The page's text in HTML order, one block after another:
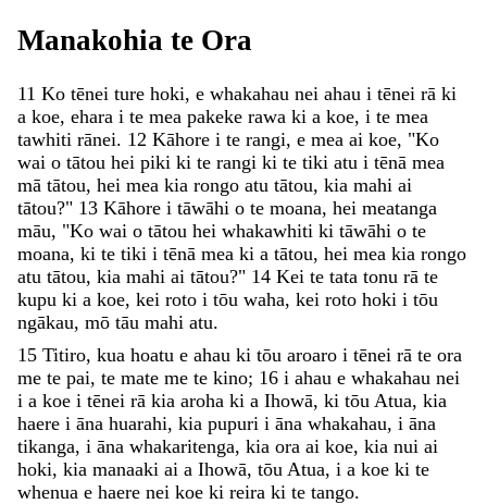
Manakohia te Ora
11 Ko tēnei ture hoki, e whakahau nei ahau i tēnei rā ki
a koe, ehara i te mea pakeke rawa ki a koe, i te mea
tawhiti rānei. 12 Kāhore i te rangi, e mea ai koe, "Ko
wai o tātou hei piki ki te rangi ki te tiki atu i tēnā mea
mā tātou, hei mea kia rongo atu tātou, kia mahi ai
tātou?" 13 Kāhore i tāwāhi o te moana, hei meatanga
māu, "Ko wai o tātou hei whakawhiti ki tāwāhi o te
moana, ki te tiki i tēnā mea ki a tātou, hei mea kia rongo
atu tātou, kia mahi ai tātou?" 14 Kei te tata tonu rā te
kupu ki a koe, kei roto i tōu waha, kei roto hoki i tōu
ngākau, mō tāu mahi atu.
15 Titiro, kua hoatu e ahau ki tōu aroaro i tēnei rā te ora
me te pai, te mate me te kino; 16 i ahau e whakahau nei
i a koe i tēnei rā kia aroha ki a Ihowā, ki tōu Atua, kia
haere i āna huarahi, kia pupuri i āna whakahau, i āna
tikanga, i āna whakaritenga, kia ora ai koe, kia nui ai
hoki, kia manaaki ai a Ihowā, tōu Atua, i a koe ki te
whenua e haere nei koe ki reira ki te tango.